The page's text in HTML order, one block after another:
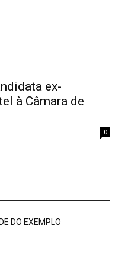
ex-
à Câmara de
0
DO EXEMPLO